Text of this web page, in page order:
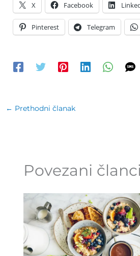
X Facebook
Pinterest Telegram
← Prethodni članak
Povezani članci